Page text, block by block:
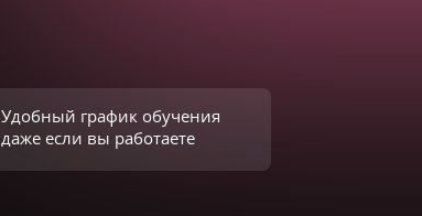
Удобный график обучения
даже если вы работаете